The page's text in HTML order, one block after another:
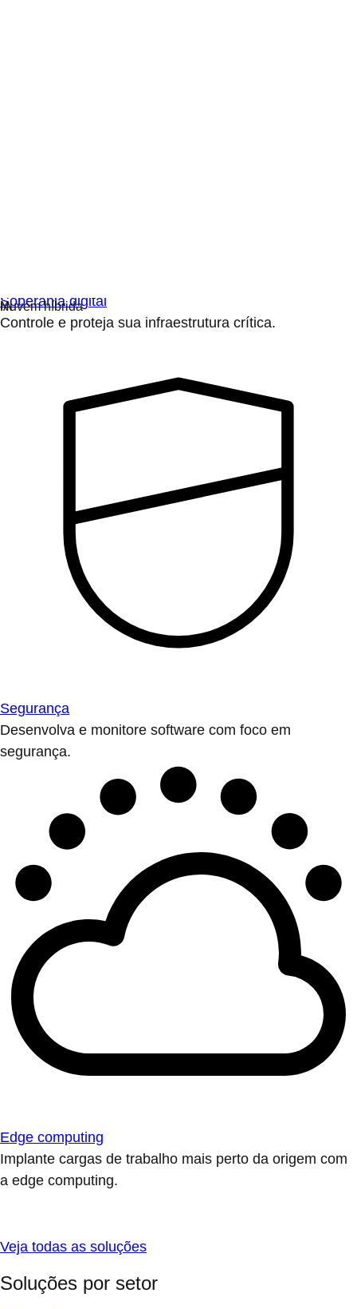
Soberania digital
Controle e proteja sua infraestrutura crítica.
Segurança
Desenvolva e monitore software com foco em
segurança.
Edge computing
Implante cargas de trabalho mais perto da origem com
a edge computing.
Veja todas as soluções
Soluções por setor